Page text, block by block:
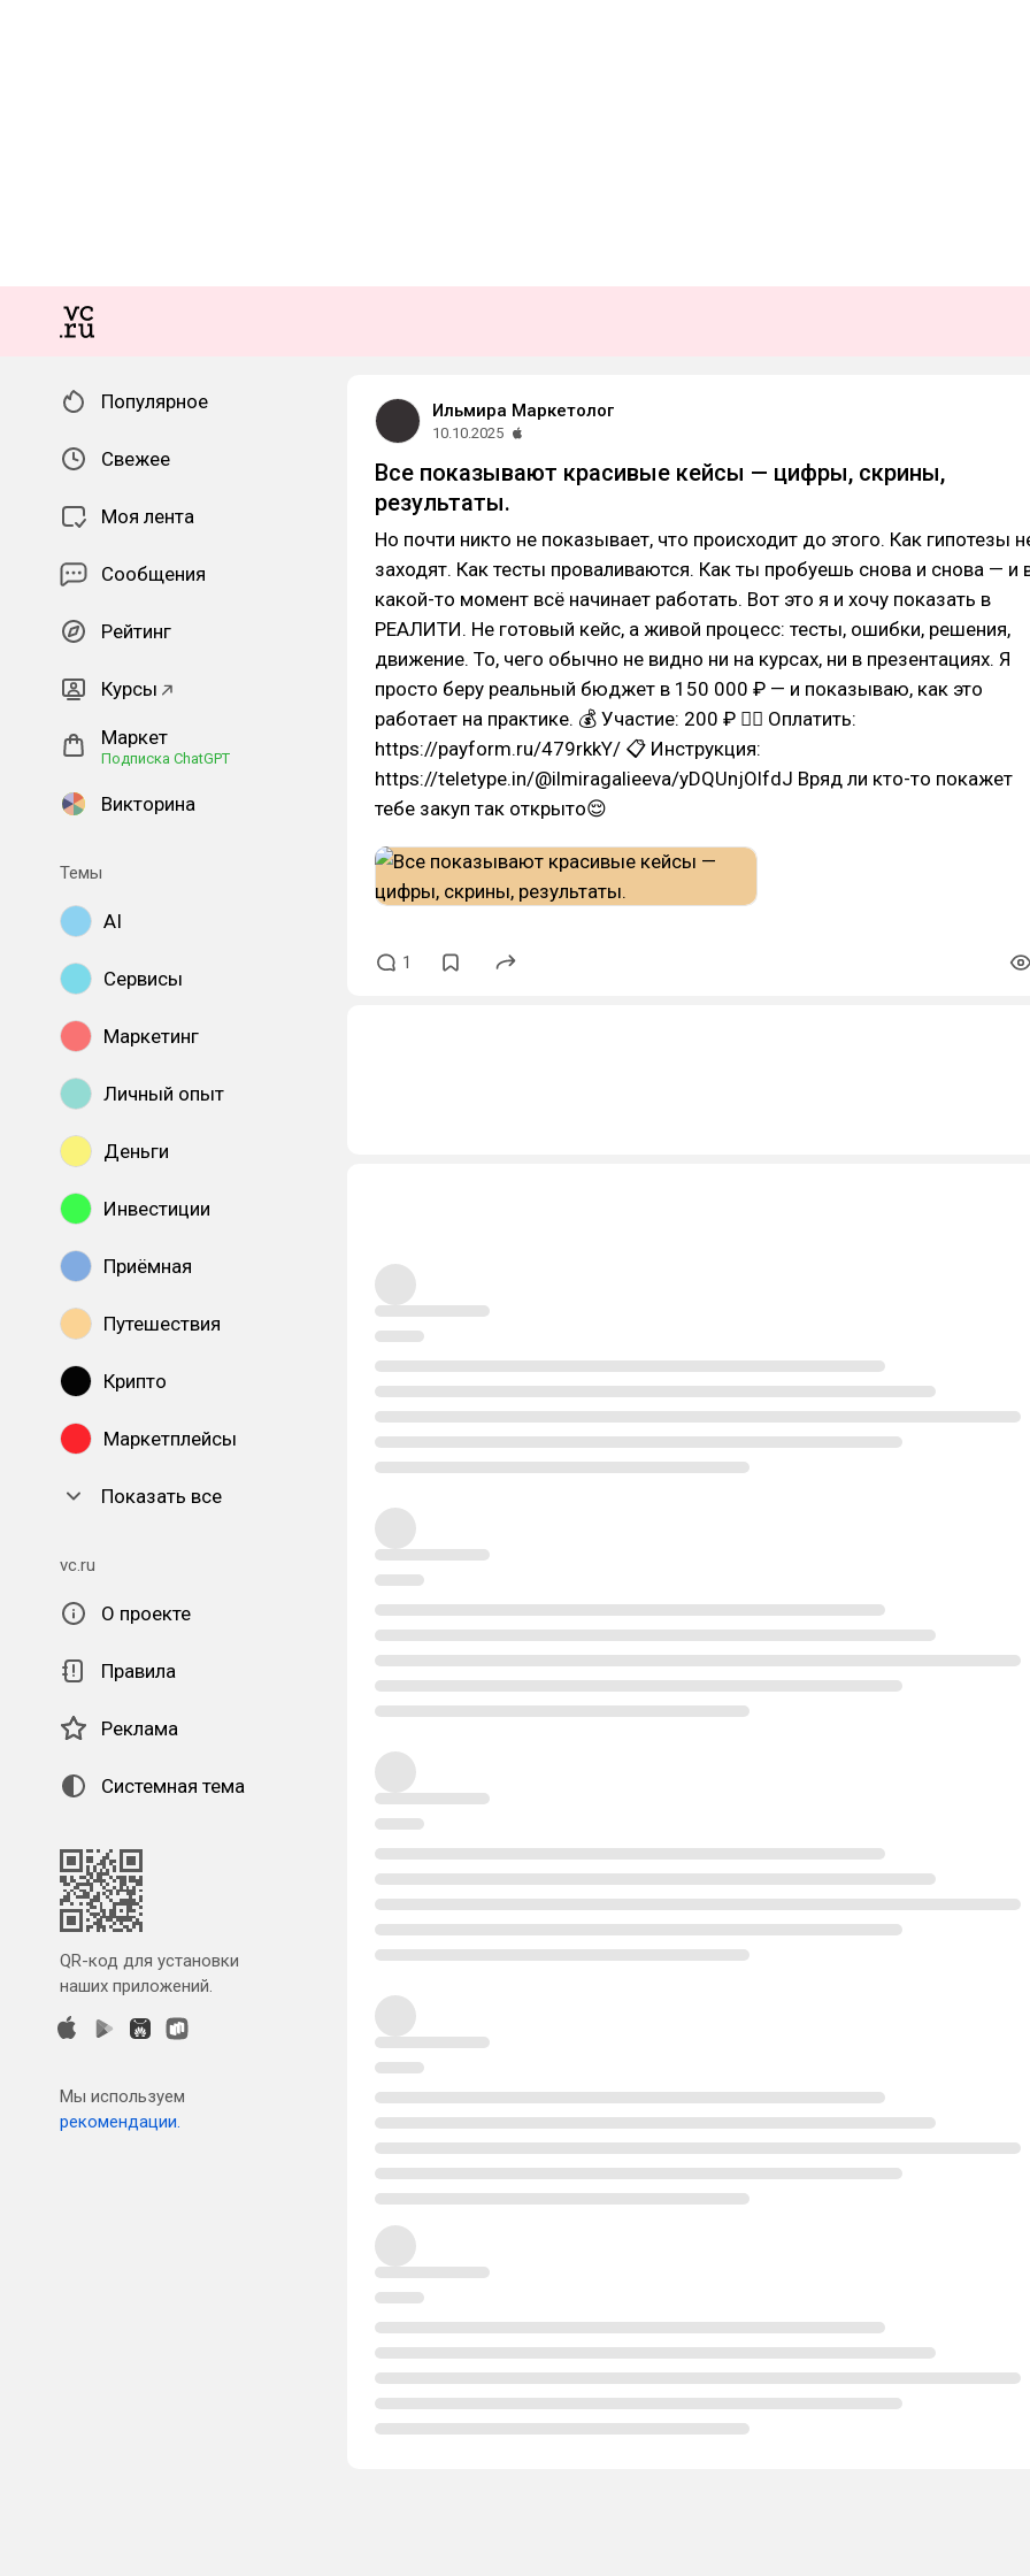
Популярное
Свежее
Моя лента
Сообщения
Рейтинг
Курсы
Маркет
Подписка ChatGPT
Викторина
Темы
AI
Сервисы
Маркетинг
Личный опыт
Деньги
Инвестиции
Приёмная
Путешествия
Крипто
Маркетплейсы
Показать все
vc.ru
О проекте
Правила
Реклама
Системная тема
QR-код для установки
наших приложений.
Мы используем
рекомендации.
Ильмира Маркетолог
10.10.2025
Все показывают красивые кейсы — цифры, скрины,
результаты.
Но почти никто не показывает, что происходит до этого. Как гипотезы
заходят. Как тесты проваливаются. Как ты пробуешь снова и снова — и
какой-то момент всё начинает работать. Вот это я и хочу показать в
РЕАЛИТИ. Не готовый кейс, а живой процесс: тесты, ошибки, решения,
движение. То, чего обычно не видно ни на курсах, ни в презентациях. Я
просто беру реальный бюджет в 150 000 ₽ — и показываю, как это
работает на практике. 💰 Участие: 200 ₽ 👉🏼 Оплатить:
https://payform.ru/479rkkY/ 📋 Инструкция:
https://teletype.in/@ilmiragalieeva/yDQUnjOlfdJ Вряд ли кто-то покажет
тебе закуп так открыто😌
1